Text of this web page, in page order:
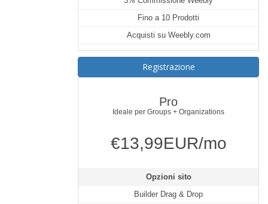
Fino a 10 Prodotti
Acquisti su Weebly.com
Registrazione
Pro
Ideale per Groups + Organizations
€13,99EUR/mo
Opzioni sito
Builder Drag & Drop